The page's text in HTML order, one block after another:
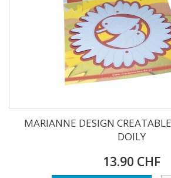
MARIANNE DESIGN
DOILY
13.90 CHF